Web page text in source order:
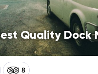
Quality Dock
8